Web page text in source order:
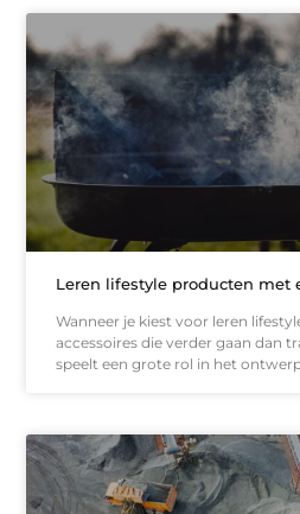
Leren lifestyle producten met
Wanneer je kiest voor leren
accessoires die verder gaan dan
speelt een grote rol in het